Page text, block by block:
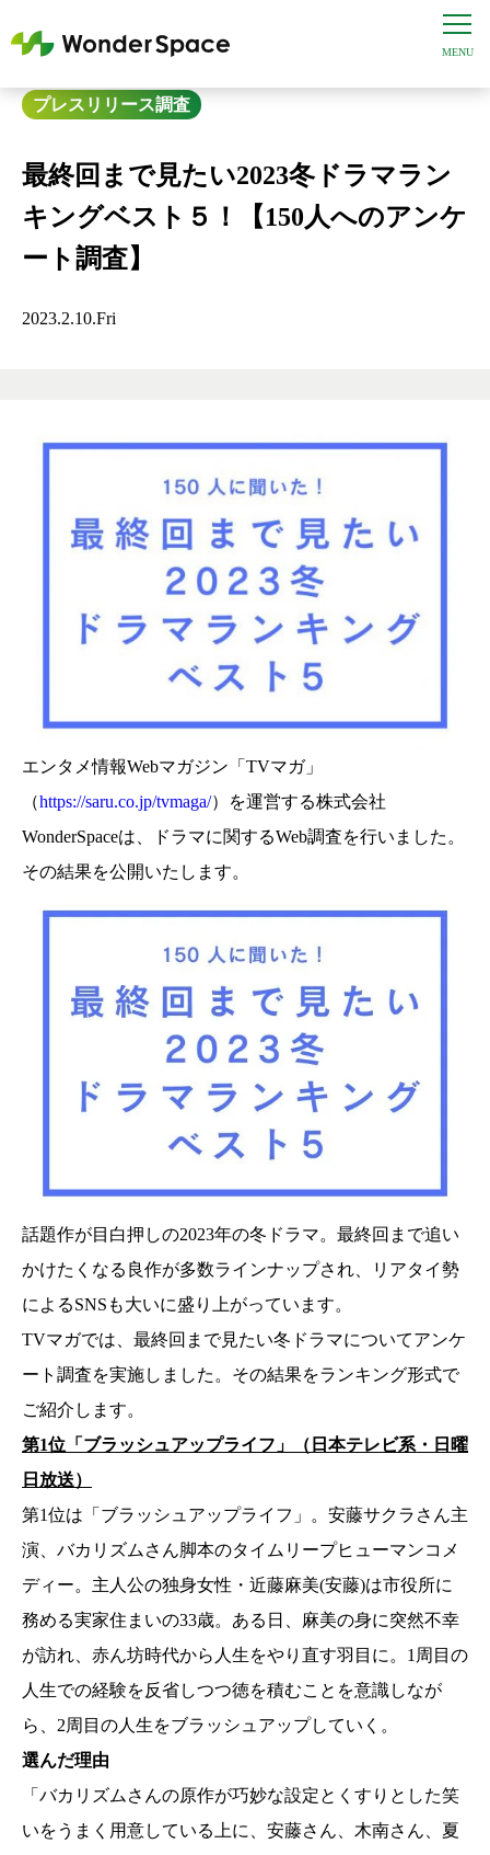
プレスリリース調査
最終回まで見たい2023冬ドラマラン
キングベスト５！【150人へのアンケ
ート調査】
2023.2.10.Fri
エンタメ情報Webマガジン「TVマガ」
（https://saru.co.jp/tvmaga/）を運営する株式会社
WonderSpaceは、ドラマに関するWeb調査を行いました。
その結果を公開いたします。
話題作が目白押しの2023年の冬ドラマ。最終回まで追い
かけたくなる良作が多数ラインナップされ、リアタイ勢
によるSNSも大いに盛り上がっています。
TVマガでは、最終回まで見たい冬ドラマについてアンケ
ート調査を実施しました。その結果をランキング形式で
ご紹介します。
第1位「ブラッシュアップライフ」（日本テレビ系・日曜
日放送）
第1位は「ブラッシュアップライフ」。安藤サクラさん主
演、バカリズムさん脚本のタイムリープヒューマンコメ
ディー。主人公の独身女性・近藤麻美(安藤)は市役所に
務める実家住まいの33歳。ある日、麻美の身に突然不幸
が訪れ、赤ん坊時代から人生をやり直す羽目に。1周目の
人生での経験を反省しつつ徳を積むことを意識しなが
ら、2周目の人生をブラッシュアップしていく。
選んだ理由
「バカリズムさんの原作が巧妙な設定とくすりとした笑
いをうまく用意している上に、安藤さん、木南さん、夏